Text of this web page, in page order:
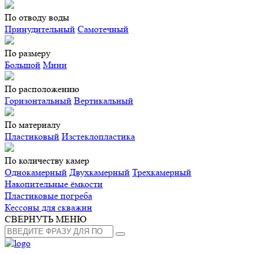
По отводу воды
Принудительный Самотечный
По размеру
Большой Мини
По расположению
Горизонтальный Вертикальный
По материалу
Пластиковый Изстеклопластика
По количеству камер
Однокамерный Двухкамерный Трехкамерный
Накопительные ёмкости
Пластиковые погреба
Кессоны для скважин
СВЕРНУТЬ МЕНЮ